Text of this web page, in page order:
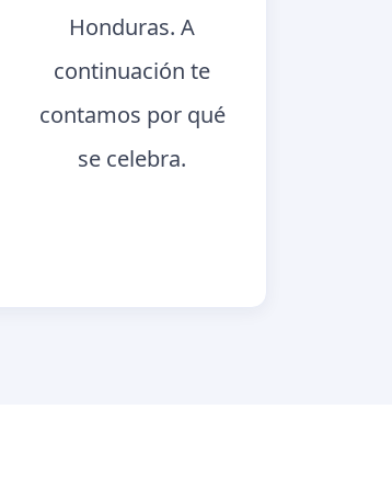
Honduras. A
continuación te
contamos por qué
se celebra.